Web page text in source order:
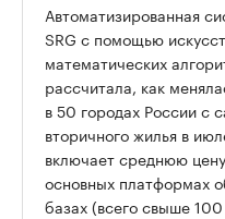
00:00 /
Автоматизированная
SRG с помощью
математических
рассчитала, как
в 50 городах России
вторичного жилья в
включает среднюю
основных платформах
базах (всего свыше